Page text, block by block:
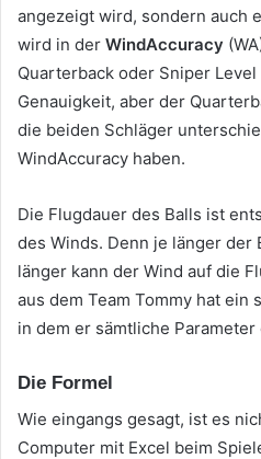
angezeigt wird, sondern auch
wird in der WindAccuracy
Quarterback oder Sniper Level
Genauigkeit, aber der
die beiden Schläger
WindAccuracy haben.
Die Flugdauer des Balls ist
des Winds. Denn je länger der
länger kann der Wind auf die
aus dem Team Tommy hat ein
in dem er sämtliche
Die Formel
Wie eingangs gesagt, ist es
Computer mit Excel beim